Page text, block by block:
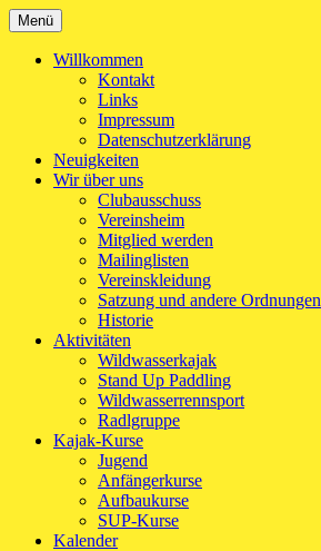
Zum
Inhalt
springen
Kanu-Club Turngemeinde München e.V.
Kanu fahren in München
Menü
Willkommen
Kontakt
Links
Impressum
Datenschutzerklärung
Neuigkeiten
Wir über uns
Clubausschuss
Vereinsheim
Mitglied werden
Mailinglisten
Vereinskleidung
Satzung und andere Ordnungen
Historie
Aktivitäten
Wildwasserkajak
Stand Up Paddling
Wildwasserrennsport
Radlgruppe
Kajak-Kurse
Jugend
Anfängerkurse
Aufbaukurse
SUP-Kurse
Kalender